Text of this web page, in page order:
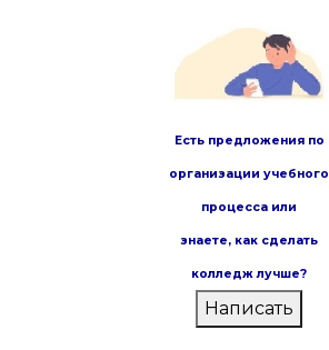
Есть предложения по
организации учебного
процесса или
знаете, как сделать
колледж лучше?
Написать